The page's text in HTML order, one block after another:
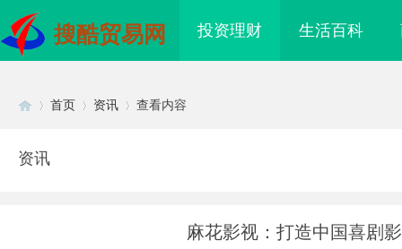
搜酷贸易网 投资理财 生活百科
首页 资讯 查看内容
资讯
麻花影视：打造中国喜剧